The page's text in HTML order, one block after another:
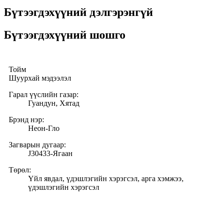
Бүтээгдэхүүний дэлгэрэнгүй
Бүтээгдэхүүний шошго
Тойм
Шуурхай мэдээлэл
Гарал үүслийн газар:
Гуандун, Хятад
Брэнд нэр:
Неон-Гло
Загварын дугаар:
J30433-Ягаан
Төрөл:
Үйл явдал, үдэшлэгийн хэрэгсэл, арга хэмжээ,
үдэшлэгийн хэрэгсэл